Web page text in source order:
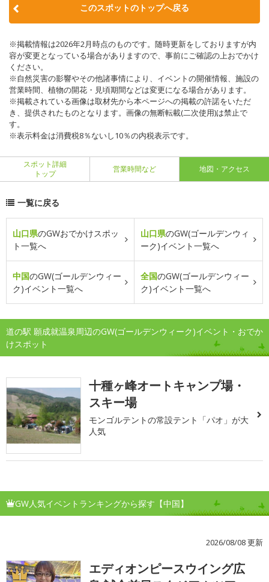
このスポットのトップへ戻る
※掲載情報は2026年2月時点のものです。随時更新をしておりますが内
容が変更となっている場合がありますので、事前にご確認の上おでかけ
ください。
※自然災害の影響やその他諸事情により、イベントの開催情報、施設の
営業時間、植物の開花・見頃期間などは変更になる場合があります。
※掲載されている画像は取材先から本ページへの掲載の許諾をいただ
き、提供されたものとなります。画像の無断転載(二次使用)は禁止で
す。
※表示料金は消費税8％ないし10％の内税表示です。
スポット詳細
トップ
営業時間など 地図・アクセス
一覧に戻る
山口県のGWおでかけスポッ
ト一覧へ
山口県のGW(ゴールデンウィ
ーク)イベント一覧へ
中国のGW(ゴールデンウィー
ク)イベント一覧へ
全国のGW(ゴールデンウィー
ク)イベント一覧へ
道の駅 願成就温泉周辺のGW(ゴールデンウィーク)イベント・おでか
けスポット
十種ヶ峰オートキャンプ場・
スキー場
モンゴルテントの常設テント「パオ」が大
人気
GW人気イベントランキングから探す【中国】
2026/08/08 更新
1
エディオンピースウイング広